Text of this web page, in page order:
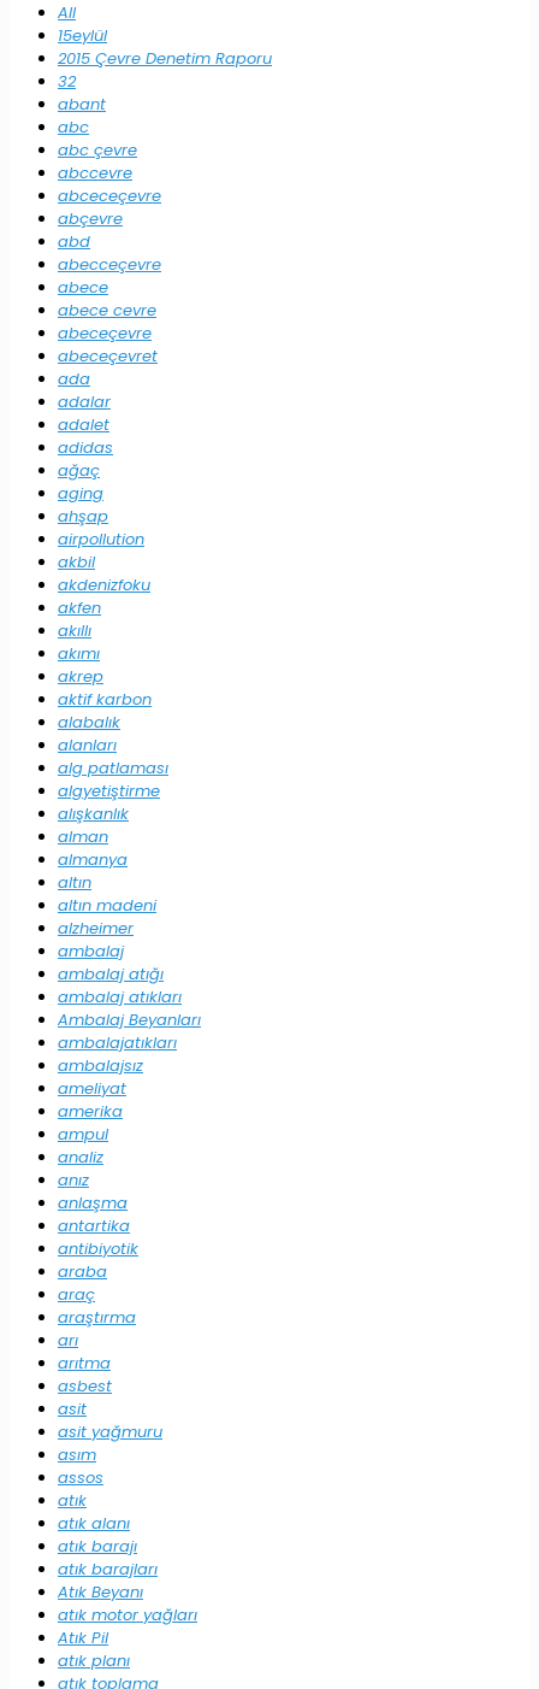
All
15eylül
2015 Çevre Denetim Raporu
32
abant
abc
abc çevre
abccevre
abceceçevre
abçevre
abd
abecceçevre
abece
abece cevre
abeceçevre
abeceçevret
ada
adalar
adalet
adidas
ağaç
aging
ahşap
airpollution
akbil
akdenizfoku
akfen
akıllı
akımı
akrep
aktif karbon
alabalık
alanları
alg patlaması
algyetiştirme
alışkanlık
alman
almanya
altın
altın madeni
alzheimer
ambalaj
ambalaj atığı
ambalaj atıkları
Ambalaj Beyanları
ambalajatıkları
ambalajsız
ameliyat
amerika
ampul
analiz
anız
anlaşma
antartika
antibiyotik
araba
araç
araştırma
arı
arıtma
asbest
asit
asit yağmuru
asım
assos
atık
atık alanı
atık barajı
atık barajları
Atık Beyanı
atık motor yağları
Atık Pil
atık planı
atık toplama